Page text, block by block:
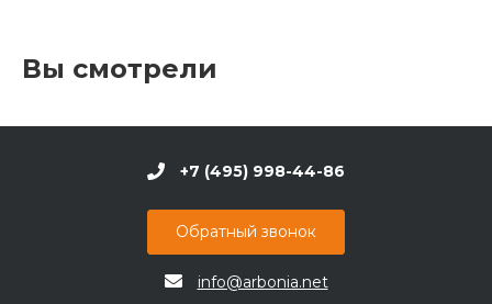
Вы смотрели
+7 (495) 998-44-86
Обратный звонок
info@arbonia.net